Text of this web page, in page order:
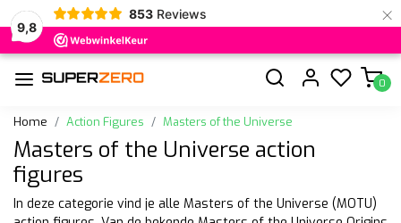
9,8
853 Reviews ×
0
Home Action Figures Masters of the Universe
Masters of the Universe action
figures
In deze categorie vind je alle Masters of the Universe (MOTU)